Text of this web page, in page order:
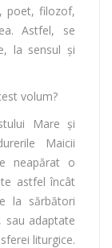
poet, filozof,
Astfel, se
la sensul și
volum?
Mare și
Maicii
neapărat o
astfel încât
la sărbători
sau adaptate
liturgice.